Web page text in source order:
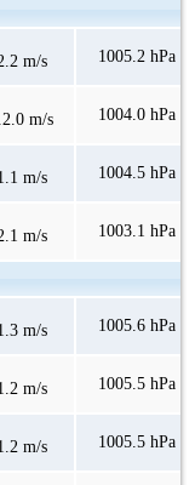
m/s 1005.2 hPa
m/s 1004.0 hPa
m/s 1004.5 hPa
m/s 1003.1 hPa
m/s 1005.6 hPa
m/s 1005.5 hPa
m/s 1005.5 hPa